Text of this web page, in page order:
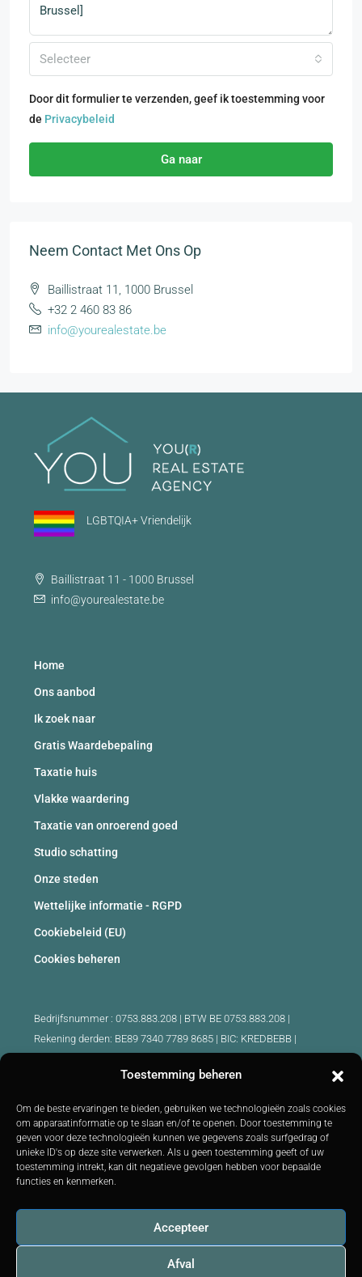
Toestemming beheren
Om de beste ervaringen te bieden, gebruiken we technologieën zoals cookies
om apparaatinformatie op te slaan en/of te openen. Door toestemming te
geven voor deze technologieën kunnen we gegevens zoals surfgedrag of
unieke ID's op deze site verwerken. Als u geen toestemming geeft of uw
toestemming intrekt, kan dit negatieve gevolgen hebben voor bepaalde
functies en kenmerken.
Accepteer
Afval
Selecteer
Door dit formulier te verzenden, geef ik toestemming voor
de Privacybeleid
Ga naar
Neem Contact Met Ons Op
Baillistraat 11, 1000 Brussel
+32 2 460 83 86
info@yourealestate.be
LGBTQIA+ Vriendelijk
Baillistraat 11 - 1000 Brussel
info@yourealestate.be
Home
Ons aanbod
Ik zoek naar
Gratis Waardebepaling
Taxatie huis
Vlakke waardering
Taxatie van onroerend goed
Studio schatting
Onze steden
Wettelijke informatie - RGPD
Cookiebeleid (EU)
Cookies beheren
Bedrijfsnummer : 0753.883.208 | BTW BE 0753.883.208 |
Rekening derden: BE89 7340 7789 8685 | BIC: KREDBEBB |
IPI 510.425 - IPI 509.754 - IPI 512.791 - IPI : 520.171
IPI 519.992 (stagiair)
Onderworpen aan
de deontologische code BIV : http://biv.be
Controleorgaan: IPI -